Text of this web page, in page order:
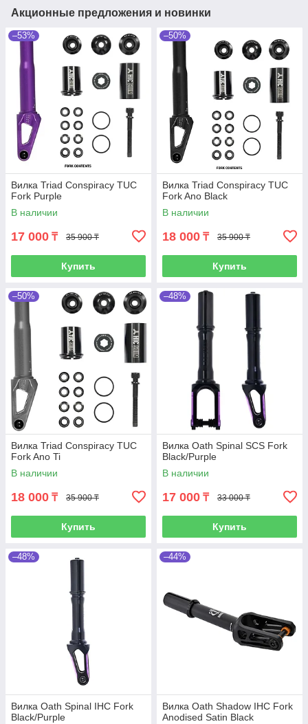
Акционные предложения и новинки
–53%
Вилка Triad Conspiracy TUC
Fork Purple
В наличии
17 000 ₸ 35 900 ₸
Купить
–50%
Вилка Triad Conspiracy TUC
Fork Ano Black
В наличии
18 000 ₸ 35 900 ₸
Купить
–50%
Вилка Triad Conspiracy TUC
Fork Ano Ti
В наличии
18 000 ₸ 35 900 ₸
Купить
–48%
Вилка Oath Spinal SCS Fork
Black/Purple
В наличии
17 000 ₸ 33 000 ₸
Купить
–48%
Вилка Oath Spinal IHC Fork
Black/Purple
–44%
Вилка Oath Shadow IHC Fork
Anodised Satin Black